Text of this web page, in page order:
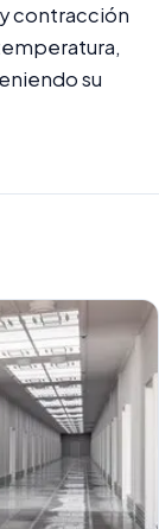
contracción
su